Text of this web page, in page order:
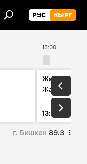
РУС КЫРГ
13:00
Жаңылыктар
13:01 3 мин
г. Бишкек 89.3